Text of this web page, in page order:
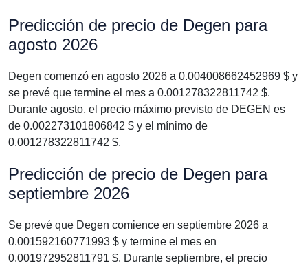
Predicción de precio de Degen para
agosto 2026
Degen comenzó en agosto 2026 a 0.004008662452969 $ y
se prevé que termine el mes a 0.001278322811742 $.
Durante agosto, el precio máximo previsto de DEGEN es
de 0.002273101806842 $ y el mínimo de
0.001278322811742 $.
Predicción de precio de Degen para
septiembre 2026
Se prevé que Degen comience en septiembre 2026 a
0.001592160771993 $ y termine el mes en
0.001972952811791 $. Durante septiembre, el precio